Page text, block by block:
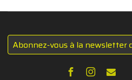
Abonnez-vous à la newsletter